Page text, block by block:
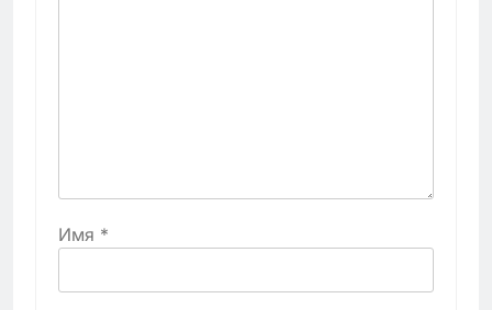
Имя *